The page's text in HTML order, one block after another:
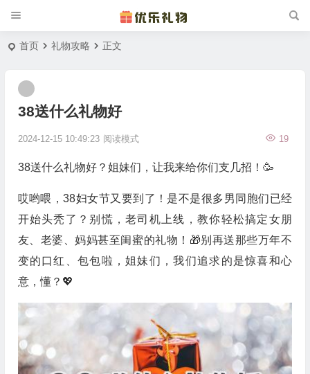
首页 礼物攻略 正文
38送什么礼物好
2024-12-15 10:49:23 19
阅读模式
38送什么礼物好？姐妹们，让我来给你们支几招！🥳
哎哟喂，38妇女节又要到了！是不是很多男同胞们已经
开始头秃了？别慌，老司机上线，教你轻松搞定女朋
友、老婆、妈妈甚至闺蜜的礼物！🎁别再送那些万年不
变的口红、包包啦，姐妹们，我们追求的是惊喜和心
意，懂？💖